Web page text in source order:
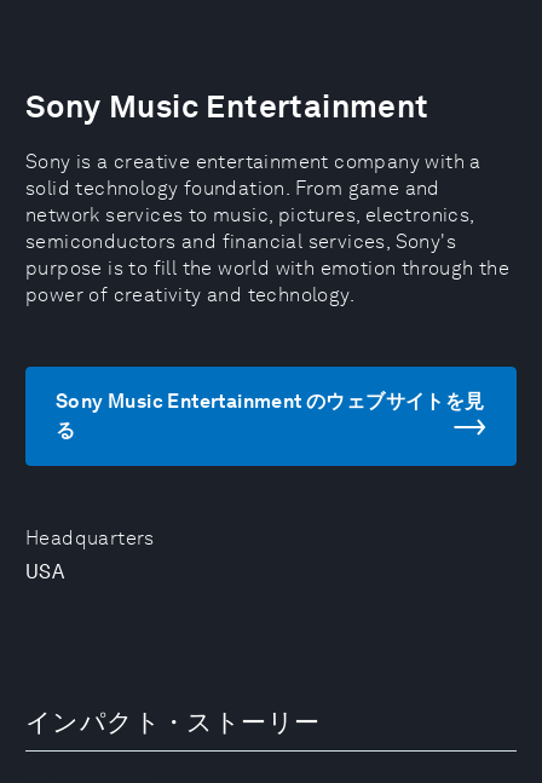
Headquarters
USA
Sony Music Entertainment
Sony is a creative entertainment company with a
solid technology foundation. From game and
network services to music, pictures, electronics,
semiconductors and financial services, Sony's
purpose is to fill the world with emotion through the
power of creativity and technology.
Sony Music Entertainment のウェブサイトを見
る
インパクト・ストーリー